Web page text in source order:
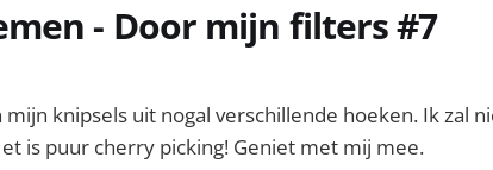
- Door mijn filters #7
knipsels uit nogal verschillende hoeken. Ik zal
is puur cherry picking! Geniet met mij mee.